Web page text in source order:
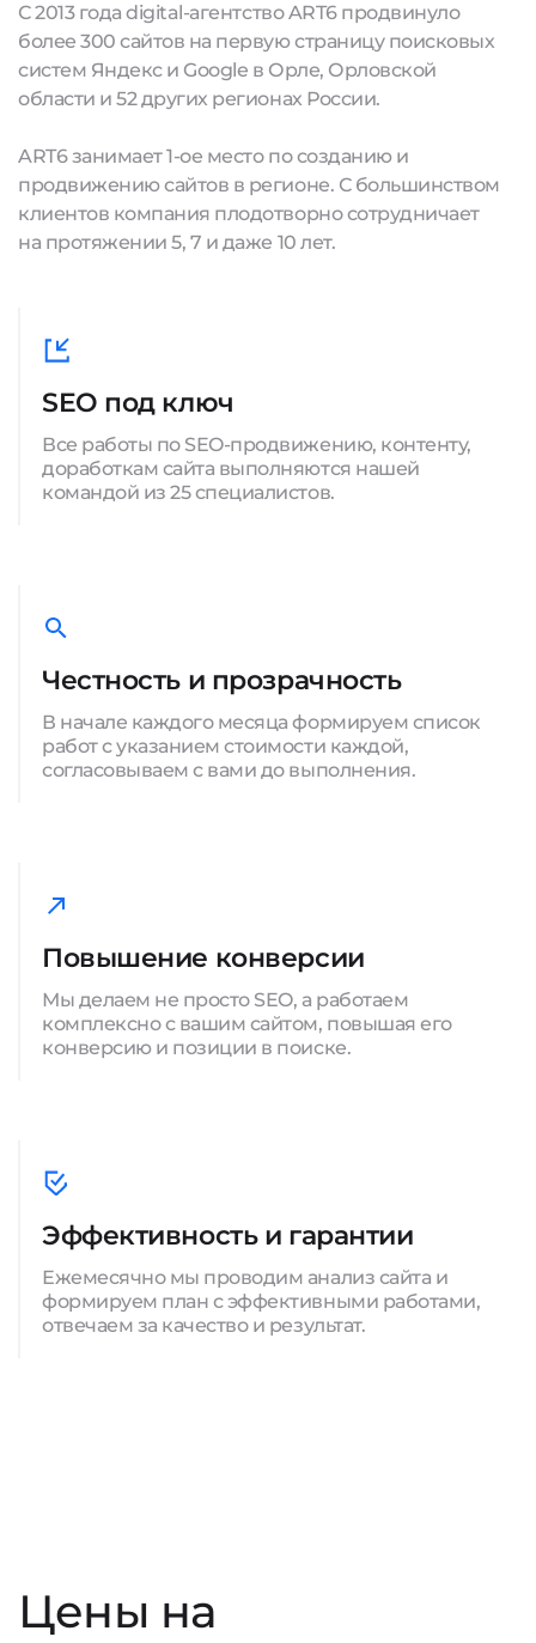
С 2013 года digital-агентство ART6 продвинуло
более 300 сайтов на первую страницу поисковых
систем Яндекс и Google в Орле, Орловской
области и 52 других регионах России.
ART6 занимает 1-ое место по созданию и
продвижению сайтов в регионе. С большинством
клиентов компания плодотворно сотрудничает
на протяжении 5, 7 и даже 10 лет.
SEO под ключ
Все работы по SEO-продвижению, контенту,
доработкам сайта выполняются нашей
командой из 25 специалистов.
Честность и прозрачность
В начале каждого месяца формируем список
работ с указанием стоимости каждой,
согласовываем с вами до выполнения.
Повышение конверсии
Мы делаем не просто SEO, а работаем
комплексно с вашим сайтом, повышая его
конверсию и позиции в поиске.
Эффективность и гарантии
Ежемесячно мы проводим анализ сайта и
формируем план с эффективными работами,
отвечаем за качество и результат.
Цены на